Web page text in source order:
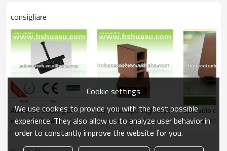
consigliare
Accessori decking di
wpc, clip di plastica ( con
viti )
Scherma wpc ringhiera o
accessori, giardino post
per wpc
Durevole
eco -
Cookie settings
We use cookies to provide you with the best possible
experience. They also allow us to analyze user behavior in
order to constantly improve the website for you.